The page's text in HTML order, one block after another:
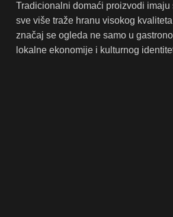
Tradicionalni domaći proizvodi
sve više traže hranu visokog
značaj se ogleda ne samo u
lokalne ekonomije i kulturnog